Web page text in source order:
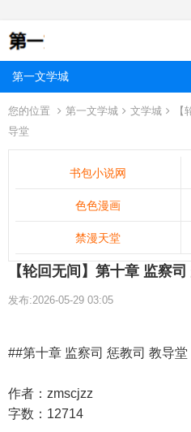
第一文学城
您的位置 第一文学城 文学城
导堂
书包小说网
色色漫画
禁漫天堂
【轮回无间】第十章 监察
发布:2026-05-29 03:05
##第十章 监察司 惩教司 教导堂
作者：zmscjzz
字数：12714